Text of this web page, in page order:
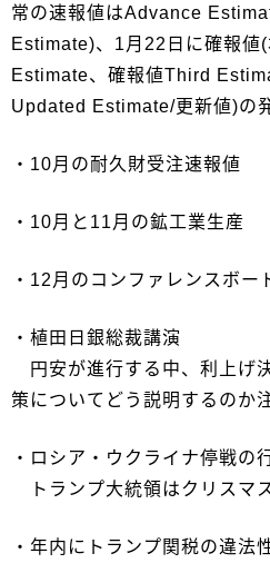
常の速報値はAdvance
Estimate)、1月22日に確報値
Estimate、確報値Third
Updated Estimate/更新値)の
・10月の耐久財受注速報値
・10月と11月の鉱工業生産
・12月のコンファレンスボー
・植田日銀総裁講演
円安が進行する中、利上げ
策についてどう説明するのか
・ロシア・ウクライナ停戦の
トランプ大統領はクリスマ
・年内にトランプ関税の違法